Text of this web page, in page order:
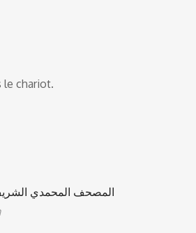
le chariot.
المصحف المحمدي